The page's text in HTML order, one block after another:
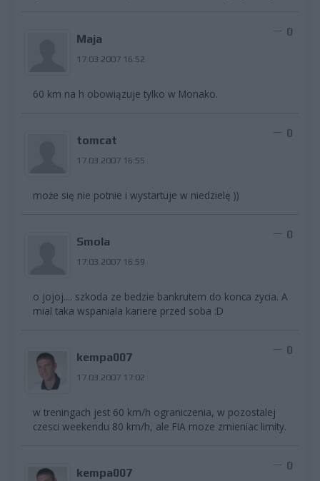
Maja
17.03.2007 16:52
0
60 km na h obowiązuje tylko w Monako.
tomcat
17.03.2007 16:55
0
może się nie potnie i wystartuje w niedzielę ))
Smola
17.03.2007 16:59
0
o jojoj.... szkoda ze bedzie bankrutem do konca zycia. A
mial taka wspaniala kariere przed soba :D
kempa007
17.03.2007 17:02
0
w treningach jest 60 km/h ograniczenia, w pozostalej
czesci weekendu 80 km/h, ale FIA moze zmieniac limity.
kempa007
0